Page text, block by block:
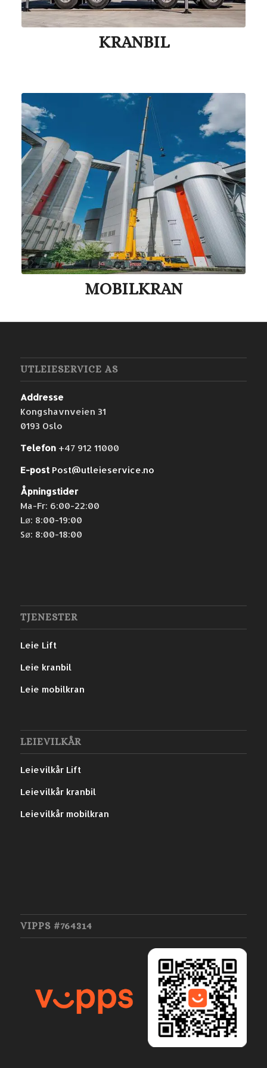
KRANBIL
MOBILKRAN
UTLEIESERVICE AS
Addresse
Kongshavnveien 31
0193 Oslo
Telefon +47 912 11000
E-post Post@utleieservice.no
Åpningstider
Ma-Fr: 6:00-22:00
Lø: 8:00-19:00
Sø: 8:00-18:00
TJENESTER
Leie Lift
Leie kranbil
Leie mobilkran
LEIEVILKÅR
Leievilkår Lift
Leievilkår kranbil
Leievilkår mobilkran
VIPPS #764314